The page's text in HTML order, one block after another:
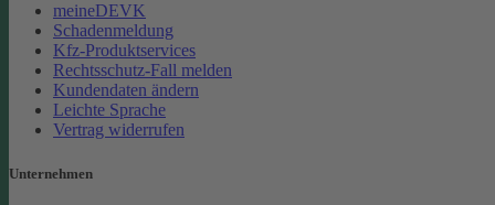
meineDEVK
Schadenmeldung
Kfz-Produktservices
Rechtsschutz-Fall melden
Kundendaten ändern
Leichte Sprache
Vertrag widerrufen
Unternehmen